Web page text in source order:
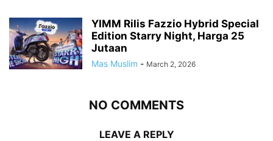
YIMM Rilis Fazzio Hybrid Special
Edition Starry Night, Harga 25
Jutaan
Mas Muslim - March 2, 2026
NO COMMENTS
LEAVE A REPLY